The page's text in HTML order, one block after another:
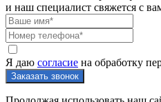
и наш специалист свяжется с
Я даю согласие на обработку